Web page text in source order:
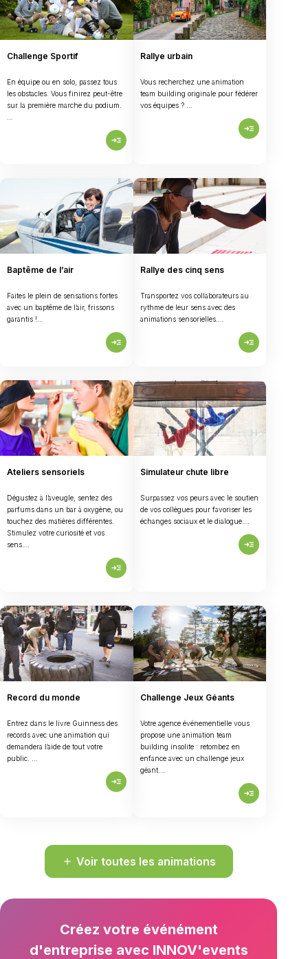
Challenge Sportif
En équipe ou en solo, passez tous
les obstacles. Vous finirez peut-être
sur la première marche du podium.
read_more
Rallye urbain
Vous recherchez une animation
team building originale pour fédérer
vos équipes ? …
read_more
Baptême de l’air
Faites le plein de sensations fortes
avec un baptême de l’air, frissons
garantis !…
read_more
Rallye des cinq sens
Transportez vos collaborateurs au
rythme de leur sens avec des
animations sensorielles….
read_more
Ateliers sensoriels
Dégustez à l’aveugle, sentez des
parfums dans un bar à oxygène, ou
touchez des matières différentes.
Stimulez votre curiosité et vos
sens….
read_more
Simulateur chute libre
Surpassez vos peurs avec le soutien
de vos collègues pour favoriser les
échanges sociaux et le dialogue….
read_more
Record du monde
Entrez dans le livre Guinness des
records avec une animation qui
demandera l’aide de tout votre
public. …
read_more
Challenge Jeux Géants
Votre agence événementielle vous
propose une animation team
building insolite : retombez en
enfance avec un challenge jeux
géant….
read_more
add Voir toutes les animations
Créez votre événément
d'entreprise avec INNOV'events